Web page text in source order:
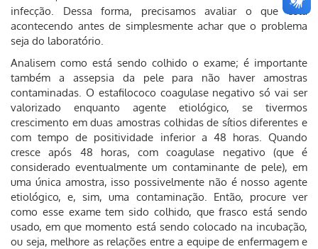
infecção. Dessa forma, precisamos avaliar o que está
acontecendo antes de simplesmente achar que o problema
seja do laboratório.
Analisem como está sendo colhido o exame; é importante
também a assepsia da pele para não haver amostras
contaminadas. O estafilococo coagulase negativo só vai ser
valorizado enquanto agente etiológico, se tivermos
crescimento em duas amostras colhidas de sítios diferentes e
com tempo de positividade inferior a 48 horas. Quando
cresce após 48 horas, com coagulase negativo (que é
considerado eventualmente um contaminante de pele), em
uma única amostra, isso possivelmente não é nosso agente
etiológico, e, sim, uma contaminação. Então, procure ver
como esse exame tem sido colhido, que frasco está sendo
usado, em que momento está sendo colocado na incubação,
ou seja, melhore as relações entre a equipe de enfermagem e